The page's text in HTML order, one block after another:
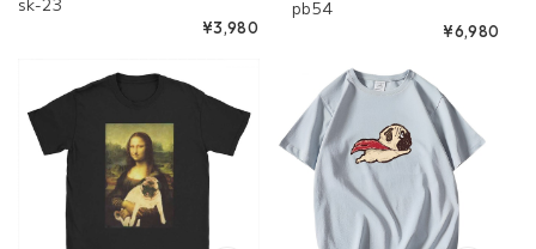
sk-23
¥3,980
pb54
¥6,980